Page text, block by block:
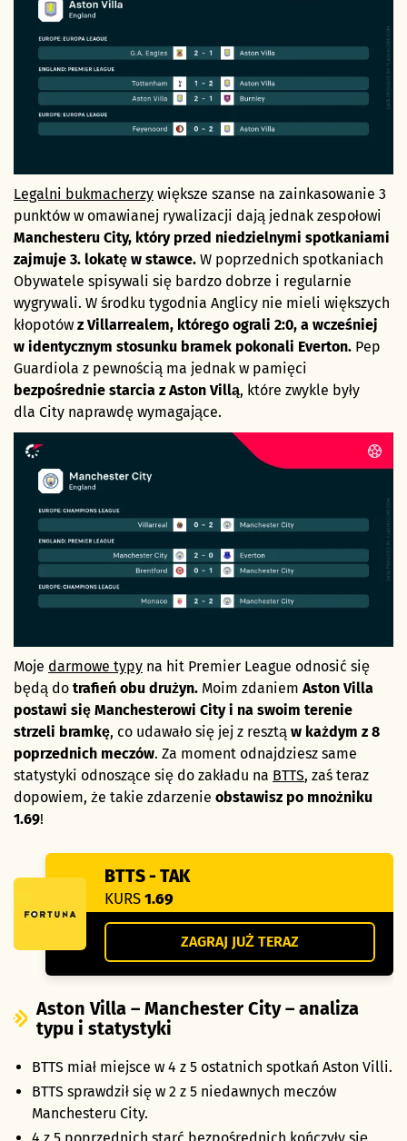
Legalni bukmacherzy większe szanse na zainkasowanie 3
punktów w omawianej rywalizacji dają jednak zespołowi
Manchesteru City, który przed niedzielnymi spotkaniami
zajmuje 3. lokatę w stawce. W poprzednich spotkaniach
Obywatele spisywali się bardzo dobrze i regularnie
wygrywali. W środku tygodnia Anglicy nie mieli większych
kłopotów z Villarrealem, którego ograli 2:0, a wcześniej
w identycznym stosunku bramek pokonali Everton. Pep
Guardiola z pewnością ma jednak w pamięci
bezpośrednie starcia z Aston Villą, które zwykle były
dla City naprawdę wymagające.
Moje darmowe typy na hit Premier League odnosić się
będą do trafień obu drużyn. Moim zdaniem Aston Villa
postawi się Manchesterowi City i na swoim terenie
strzeli bramkę, co udawało się jej z resztą w każdym z 8
poprzednich meczów. Za moment odnajdziesz same
statystyki odnoszące się do zakładu na BTTS, zaś teraz
dopowiem, że takie zdarzenie obstawisz po mnożniku
1.69!
BTTS - TAK
KURS 1.69
ZAGRAJ JUŻ TERAZ
Aston Villa – Manchester City – analiza
typu i statystyki
BTTS miał miejsce w 4 z 5 ostatnich spotkań Aston Villi.
BTTS sprawdził się w 2 z 5 niedawnych meczów
Manchesteru City.
4 z 5 poprzednich starć bezpośrednich kończyły się